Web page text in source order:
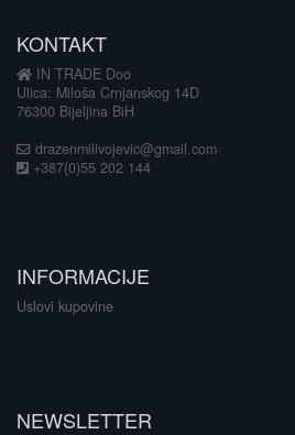
KONTAKT
IN TRADE Doo
Ulica: Miloša Crnjanskog 14D
76300 Bijeljina BiH
drazenmilivojevic@gmail.com
+387(0)55 202 144
INFORMACIJE
Uslovi kupovine
NEWSLETTER